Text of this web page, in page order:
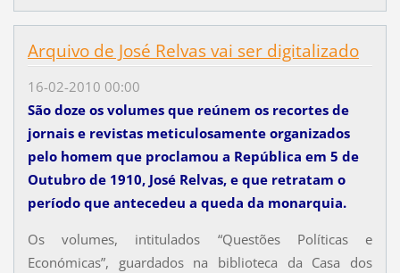
Arquivo de José Relvas vai ser digitalizado
16-02-2010 00:00
São doze os volumes que reúnem os recortes de
jornais e revistas meticulosamente organizados
pelo homem que proclamou a República em 5 de
Outubro de 1910, José Relvas, e que retratam o
período que antecedeu a queda da monarquia.
Os volumes, intitulados “Questões Políticas e
Económicas”, guardados na biblioteca da Casa dos